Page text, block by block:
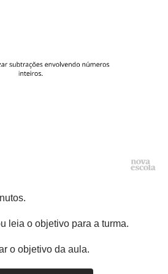
leia o objetivo para a turma.
o objetivo da aula.